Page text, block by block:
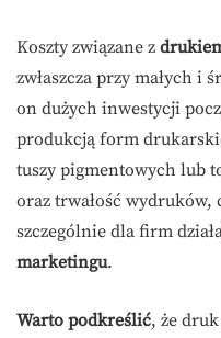
Koszty związane z
zwłaszcza przy małych i
on dużych inwestycji
produkcją form
tuszy pigmentowych lub
oraz trwałość
szczególnie dla firm
marketingu.
Warto podkreślić, że